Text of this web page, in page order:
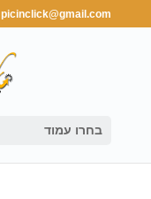
picinclick@gmail.com
בחרו עמוד